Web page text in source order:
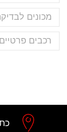
מכונים
רכבים